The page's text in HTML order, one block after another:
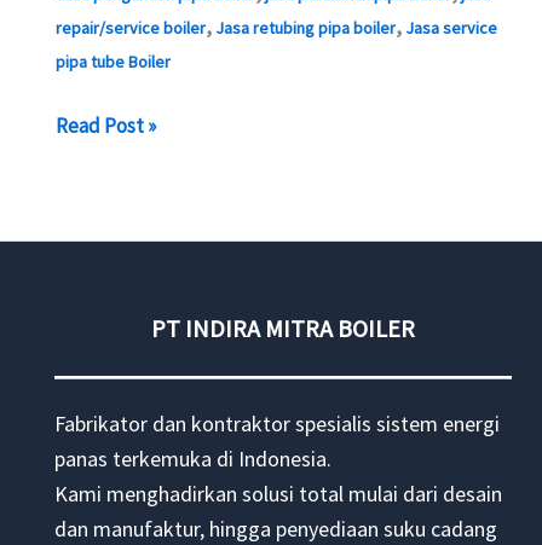
repair/service boiler, Jasa retubing pipa boiler, Jasa service
pipa tube Boiler
JASA
Read Post »
PT INDIRA MITRA BOILER
Fabrikator dan kontraktor spesialis sistem energi
panas terkemuka di Indonesia.
Kami menghadirkan solusi total mulai dari desain
dan manufaktur, hingga penyediaan suku cadang